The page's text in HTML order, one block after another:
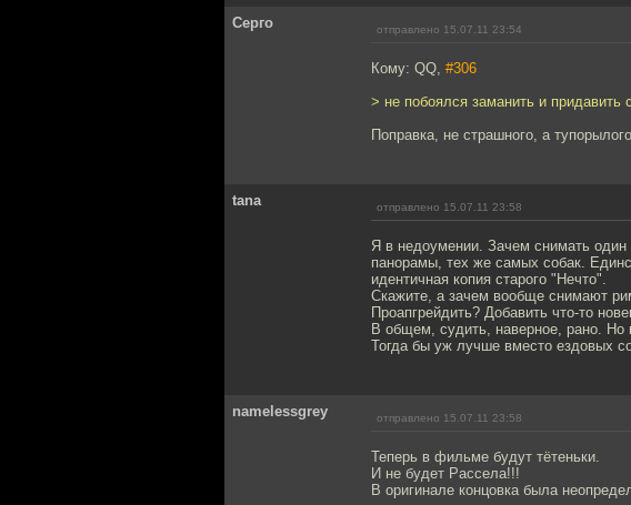
Серго отправлено 15.07.11 23:54
Кому: QQ, #306
> не побоялся заманить и придавить
Поправка, не страшного, а
tana отправлено 15.07.11 23:58
Я в недоумении. Зачем снимать
панорамы, тех же самых собак.
идентичная копия старого "Нечто".
Скажите, а зачем вообще снимают
Проапгрейдить? Добавить что-то
В общем, судить, наверное, рано. Но
Тогда бы уж лучше вместо ездовых
namelessgrey отправлено 15.07.11 23:58
Теперь в фильме будут тётеньки.
И не будет Рассела!!!
В оригинале концовка была